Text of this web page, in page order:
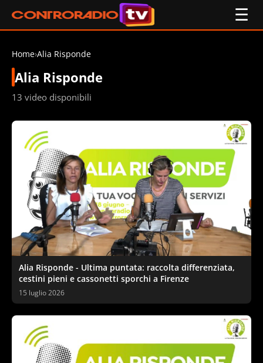
☰
Home›Alia Risponde
Alia Risponde
13 video disponibili
Alia Risponde - Ultima puntata: raccolta differenziata,
cestini pieni e cassonetti sporchi a Firenze
15 luglio 2026